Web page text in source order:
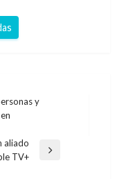
y
aliado
TV+